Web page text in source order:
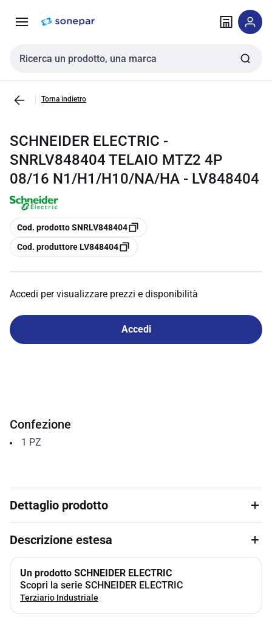
navigazione alla
Cerca input
Torna indietro
SCHNEIDER ELECTRIC -
SNRLV848404 TELAIO MTZ2 4P
08/16 N1/H1/H10/NA/HA - LV848404
copia
Cod. prodotto SNRLV848404
copia
Cod. produttore LV848404
Accedi per visualizzare prezzi e disponibilità
Accedi
Confezione
1 PZ
Dettaglio prodotto
Descrizione estesa
Un prodotto SCHNEIDER ELECTRIC
Scopri la serie SCHNEIDER ELECTRIC
Terziario Industriale